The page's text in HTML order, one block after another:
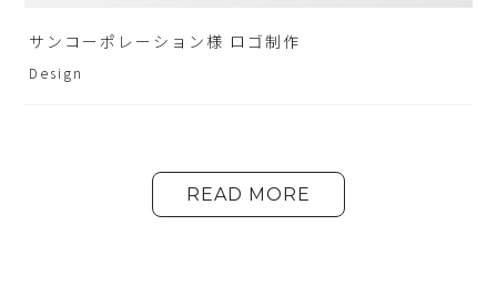
サンコーポレーション様 ロゴ制作
Design
READ MORE